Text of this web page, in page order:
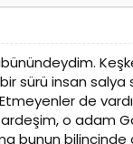
sürü insan salya
de
o adam
bunun bilincinde